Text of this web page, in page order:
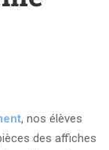
, nos élèves
des affiches